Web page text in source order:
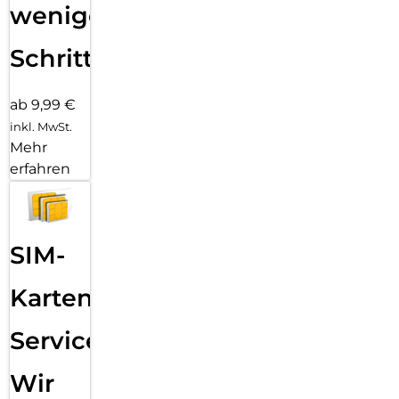
Das schlanke, stylishe Ortungsgerät lässt sich problemlos an
Zubehör von Drittanbietern befestigen.
wenigen
Schritten
ab 9,99 €
inkl. MwSt.
Mehr
erfahren
SIM-
Karten
Service:
Wir